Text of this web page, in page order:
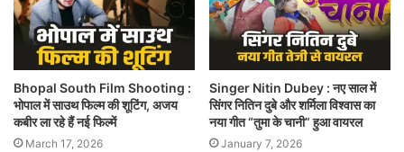
Bhopal South Film Shooting :
भोपाल में साउथ फिल्म की शूटिंग, अजय
कबीर ला रहे हैं नई फिल्में
March 17, 2026
Singer Nitin Dubey : नए साल में
सिंगर नितिन दुबे और शर्मिला विश्वास का
नया गीत “तुमा के चानी” हुआ वायरल
January 7, 2026